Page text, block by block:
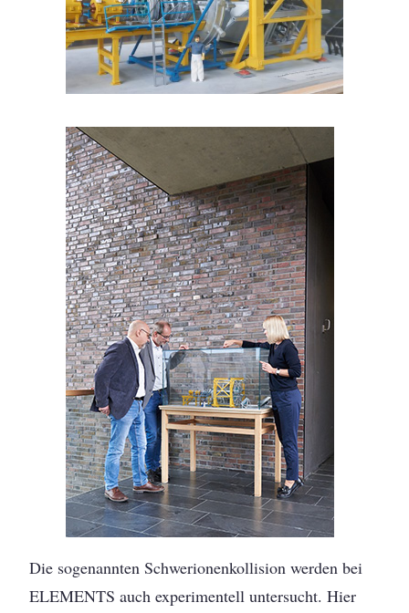
Die sogenannten Schwerionenkollision werden bei
ELEMENTS auch experimentell untersucht. Hier